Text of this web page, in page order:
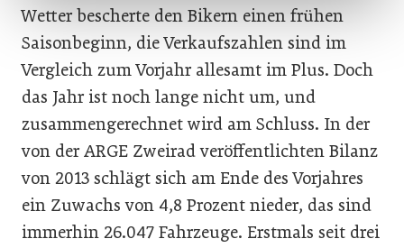
Wetter bescherte den Bikern einen frühen
Saisonbeginn, die Verkaufszahlen sind im
Vergleich zum Vorjahr allesamt im Plus. Doch
das Jahr ist noch lange nicht um, und
zusammengerechnet wird am Schluss. In der
von der ARGE Zweirad veröffentlichten Bilanz
von 2013 schlägt sich am Ende des Vorjahres
ein Zuwachs von 4,8 Prozent nieder, das sind
immerhin 26.047 Fahrzeuge. Erstmals seit drei